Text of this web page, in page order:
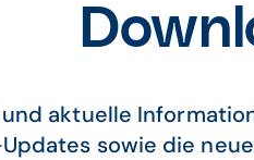
aktuelle
sowie die